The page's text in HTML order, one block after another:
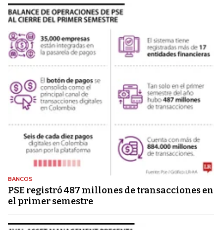
BANCOS
PSE registró 487 millones de transacciones en
el primer semestre